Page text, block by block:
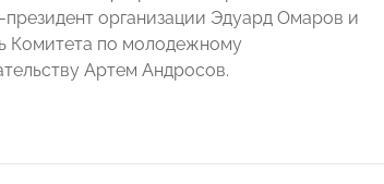
президент организации Эдуард Омаров и
Комитета по молодежному
Артем Андросов.